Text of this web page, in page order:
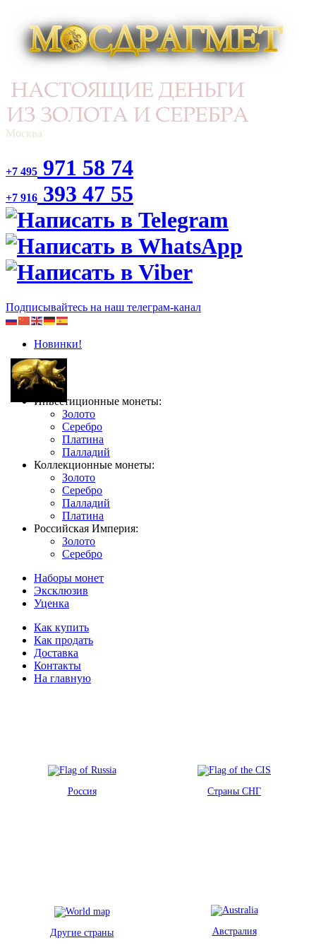
Москва
+7 495 971 58 74
+7 916 393 47 55
Подписывайтесь на наш телеграм-канал
Новинки!
Инвестиционные монеты:
Золото
Серебро
Платина
Палладий
Коллекционные монеты:
Золото
Серебро
Палладий
Платина
Российская Империя:
Золото
Серебро
Наборы монет
Эксклюзив
Уценка
Как купить
Как продать
Доставка
Контакты
На главную
Россия Страны СНГ
Другие страны Австралия